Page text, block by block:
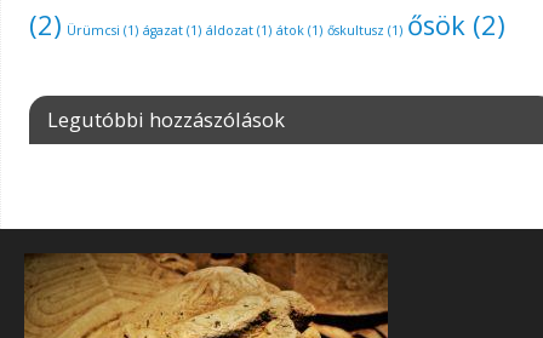
(2) Ürümcsi (1) ágazat(1) áldozat(1) átok(1) őskultusz (1) ősök(2)
Legutóbbi hozzászólások